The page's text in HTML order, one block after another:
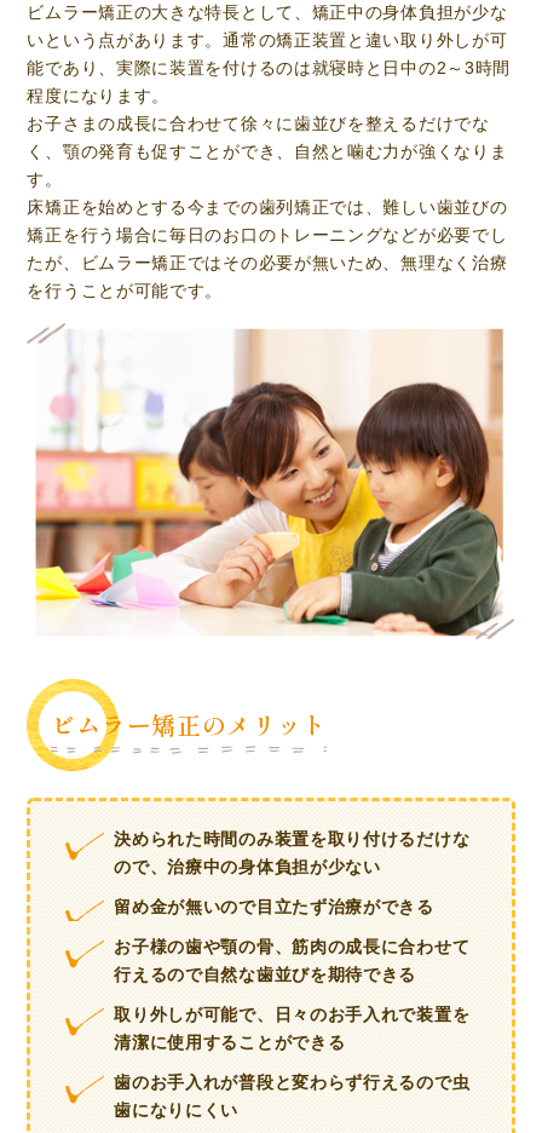
ビムラー矯正の大きな特長として、矯正中の身体負担が少な
いという点があります。通常の矯正装置と違い取り外しが可
能であり、実際に装置を付けるのは就寝時と日中の2～3時間
程度になります。
お子さまの成長に合わせて徐々に歯並びを整えるだけでな
く、顎の発育も促すことができ、自然と噛む力が強くなりま
す。
床矯正を始めとする今までの歯列矯正では、難しい歯並びの
矯正を行う場合に毎日のお口のトレーニングなどが必要でし
たが、ビムラー矯正ではその必要が無いため、無理なく治療
を行うことが可能です。
ビムラー矯正のメリット
決められた時間のみ装置を取り付けるだけな
ので、治療中の身体負担が少ない
留め金が無いので目立たず治療ができる
お子様の歯や顎の骨、筋肉の成長に合わせて
行えるので自然な歯並びを期待できる
取り外しが可能で、日々のお手入れで装置を
清潔に使用することができる
歯のお手入れが普段と変わらず行えるので虫
歯になりにくい